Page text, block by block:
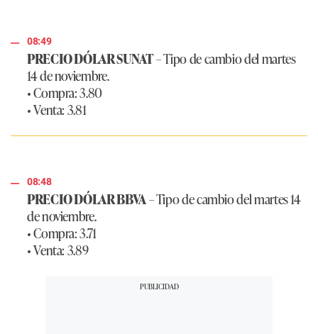
08:49
PRECIO DÓLAR SUNAT– Tipo de cambio del martes
14 de noviembre.
• Compra: 3.80
• Venta: 3.81
08:48
PRECIO DÓLAR BBVA– Tipo de cambio del martes 14
de noviembre.
• Compra: 3.71
• Venta: 3.89